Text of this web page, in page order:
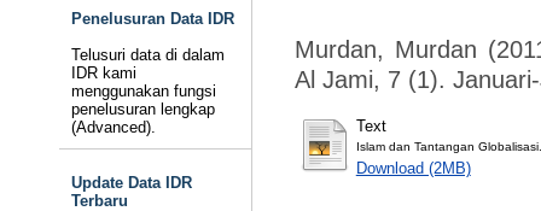
Penelusuran Data IDR
Telusuri data di dalam
IDR kami
menggunakan fungsi
penelusuran lengkap
(Advanced).
Update Data IDR
Terbaru
Murdan, Murdan
Al Jami, 7 (1).
Text
Islam dan Tantangan
Download (2MB)